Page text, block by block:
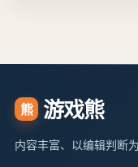
熊 游戏熊
内容丰富、以编辑判断